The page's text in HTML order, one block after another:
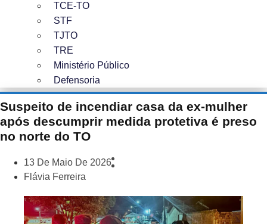
TCE-TO
STF
TJTO
TRE
Ministério Público
Defensoria
Suspeito de incendiar casa da ex-mulher
após descumprir medida protetiva é preso
no norte do TO
13 De Maio De 2026
Flávia Ferreira